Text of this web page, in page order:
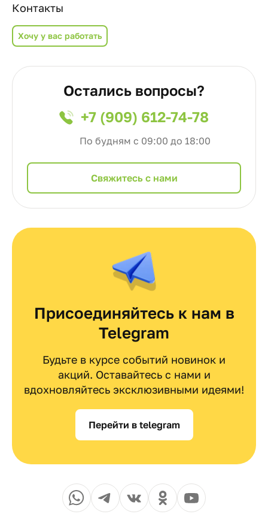
Контакты
Хочу у вас работать
Остались вопросы?
+7 (909) 612-74-78
По будням с 09:00 до 18:00
Cвяжитесь с нами
Присоединяйтесь к нам в
Telegram
Будьте в курсе событий новинок и
акций. Оставайтесь с нами и
вдохновляйтесь эксклюзивными идеями!
Перейти в telegram